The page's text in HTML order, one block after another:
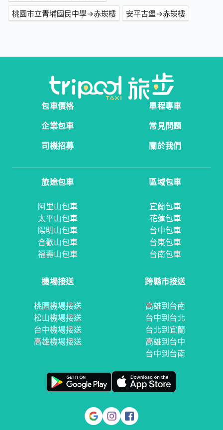
桃園市立青埔國民中學→赤崁樓
安平古堡→赤崁樓
包車價格
單程專車
企業包車
常見問題
司機招募
關於我們
旅途包車
阿里山包車
太平山包車
陽明山包車
合歡山包車
福壽山包車
區域包車
宜蘭包車
花蓮包車
台中包車
台東包車
台南包車
機場接送
桃園機場接送
松山機場接送
台中機場接送
高雄機場接送
跨縣市接送
高雄到台南
台中到台北
台北到宜蘭
高雄到台中
台中到台南